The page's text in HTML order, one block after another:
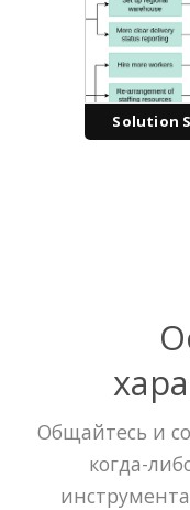
Solution
Общайтесь и
когда-